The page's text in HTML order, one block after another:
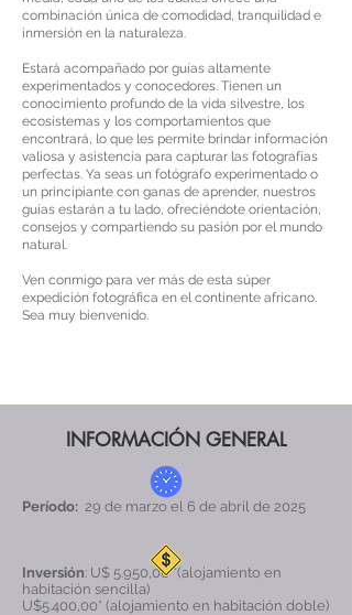
combinación única de comodidad, tranquilidad e
inmersión en la naturaleza.
Estará acompañado por guías altamente
experimentados y conocedores. Tienen un
conocimiento profundo de la vida silvestre, los
ecosistemas y los comportamientos que
encontrará, lo que les permite brindar información
valiosa y asistencia para capturar las fotografías
perfectas. Ya seas un fotógrafo experimentado o
un principiante con ganas de aprender, nuestros
guías estarán a tu lado, ofreciéndote orientación,
consejos y compartiendo su pasión por el mundo
natural.
Ven conmigo para ver más de esta súper
expedición fotográfica en el continente africano.
Sea muy bienvenido.
INFORMACIÓN GENERAL
Período: 29 de marzo el 6 de abril de 2025
Inversión: U$ 5.950,00 *(alojamiento en
habitación sencilla)
U$5.400,00* (alojamiento en habitación doble)